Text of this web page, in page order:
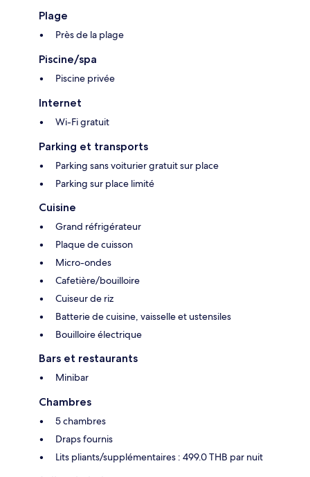
Plage
Près de la plage
Piscine/spa
Piscine privée
Internet
Wi-Fi gratuit
Parking et transports
Parking sans voiturier gratuit sur place
Parking sur place limité
Cuisine
Grand réfrigérateur
Plaque de cuisson
Micro-ondes
Cafetière/bouilloire
Cuiseur de riz
Batterie de cuisine, vaisselle et ustensiles
Bouilloire électrique
Bars et restaurants
Minibar
Chambres
5 chambres
Draps fournis
Lits pliants/supplémentaires : 499.0 THB par nuit